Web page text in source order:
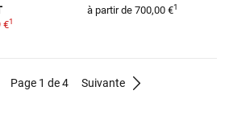
€1
à partir de 700,00 €1
Page 1 de 4 Suivante